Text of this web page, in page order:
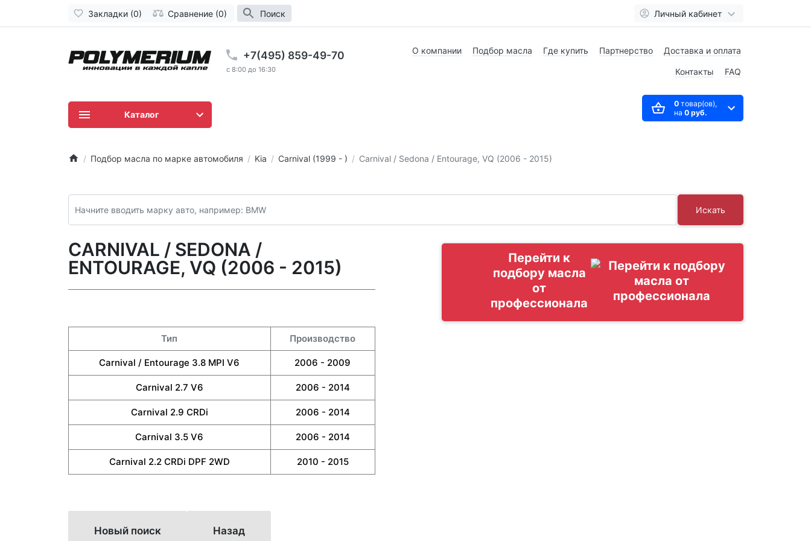
Закладки (0) Сравнение (0) Поиск Личный кабинет
+7(495) 859-49-70
c 8:00 до 16:30
О компании Подбор масла Где купить Партнерство Доставка и оплата
Контакты FAQ
0товар(ов),
на 0 руб.
Каталог
Подбор масла по марке автомобиля Kia Carnival (1999 - ) Carnival / Sedona / Entourage, VQ (2006 - 2015)
Искать
CARNIVAL / SEDONA /
ENTOURAGE, VQ (2006 - 2015)
Тип Производство
Carnival / Entourage 3.8 MPI V6 2006 - 2009
Carnival 2.7 V6 2006 - 2014
Carnival 2.9 CRDi 2006 - 2014
Carnival 3.5 V6 2006 - 2014
Carnival 2.2 CRDi DPF 2WD 2010 - 2015
Перейти к
подбору масла
от
профессионала
Новый поиск Назад